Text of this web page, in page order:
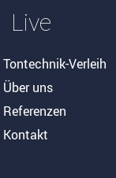
Live
Tontechnik-Verleih
Über uns
Referenzen
Kontakt